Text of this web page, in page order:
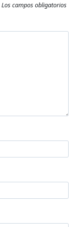
Los campos obligatorios